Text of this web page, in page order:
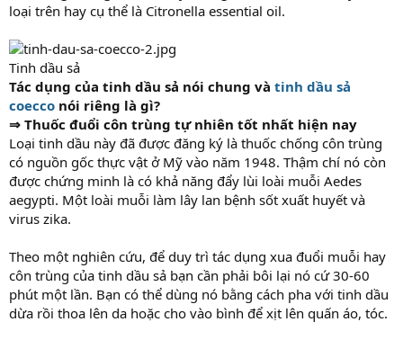
loại trên hay cụ thể là Citronella essential oil.
Tinh dầu sả
Tác dụng của tinh dầu sả nói chung và tinh dầu sả
coecco nói riêng là gì?
⇒ Thuốc đuổi côn trùng tự nhiên tốt nhất hiện nay
Loại tinh dầu này đã được đăng ký là thuốc chống côn trùng
có nguồn gốc thực vật ở Mỹ vào năm 1948. Thậm chí nó còn
được chứng minh là có khả năng đẩy lùi loài muỗi Aedes
aegypti. Một loài muỗi làm lây lan bệnh sốt xuất huyết và
virus zika.
Theo một nghiên cứu, để duy trì tác dụng xua đuổi muỗi hay
côn trùng của tinh dầu sả bạn cần phải bôi lại nó cứ 30-60
phút một lần. Bạn có thể dùng nó bằng cách pha với tinh dầu
dừa rồi thoa lên da hoặc cho vào bình để xịt lên quấn áo, tóc.